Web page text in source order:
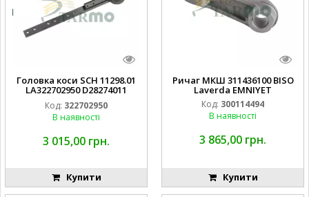
Головка коси SCH 11298.01
LA322702950 D28274011
Код: 322702950
В наявності
3 015,00 грн.
Купити
Ричаг МКШ 311436100 BISO
Laverda EMNIYET
Код: 300114494
В наявності
3 865,00 грн.
Купити